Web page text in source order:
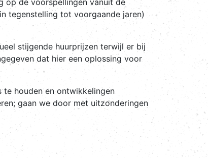
tegenstelling tot voorgaande jaren)
stijgende huurprijzen terwijl er bij
dat hier een oplossing voor
houden en ontwikkelingen
gaan we door met uitzonderingen